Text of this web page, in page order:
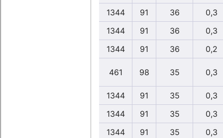
1344
91 36
0,3
1344
91 36
0,3
1344
91 36 0,2
461 98 35 0,3
1344 91 35
0,3
1344
91 35
0,3
1344
91 35
0,3